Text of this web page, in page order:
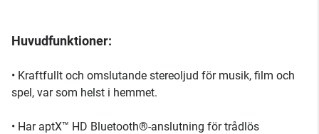
Huvudfunktioner:
• Kraftfullt och omslutande stereoljud för musik, film och
spel, var som helst i hemmet.
• Har aptX™ HD Bluetooth®-anslutning för trådlös